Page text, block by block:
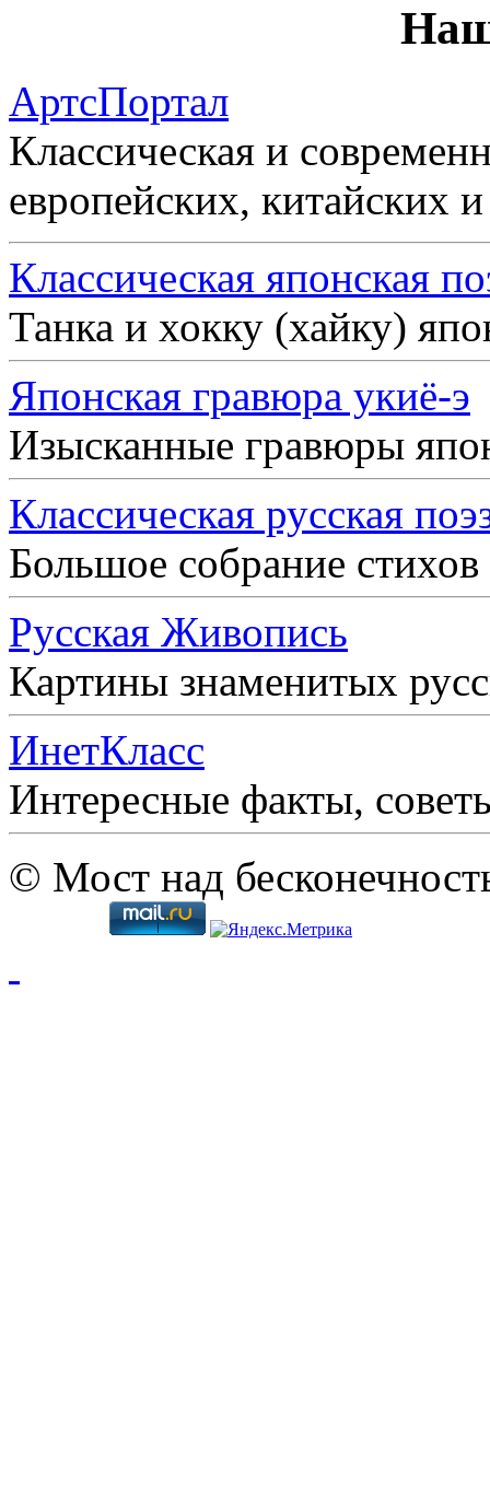
АртсПортал
Классическая и
европейских, китайских
Классическая японская
Танка и хокку (хайку)
Японская гравюра укиё-э
Изысканные гравюры
Классическая русская
Большое собрание
Русская Живопись
Картины знаменитых
ИнетКласс
Интересные факты,
© Мост над